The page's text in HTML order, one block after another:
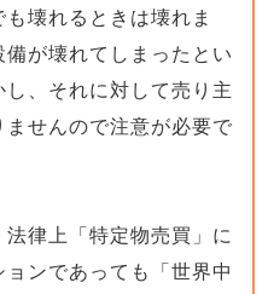
壊れるときは壊れま
が壊れてしまったとい
、それに対して売り主
せんので注意が必要で
律上「特定物売買」に
ンであっても「世界中